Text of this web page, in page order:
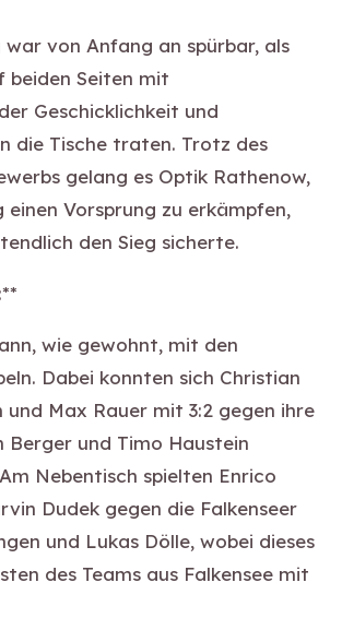
war von Anfang an spürbar, als
beiden Seiten mit
Geschicklichkeit und
die Tische traten. Trotz des
gelang es Optik Rathenow,
einen Vorsprung zu erkämpfen,
den Sieg sicherte.
wie gewohnt, mit den
Dabei konnten sich Christian
und Max Rauer mit 3:2 gegen ihre
Berger und Timo Haustein
Nebentisch spielten Enrico
Dudek gegen die Falkenseer
und Lukas Dölle, wobei dieses
des Teams aus Falkensee mit